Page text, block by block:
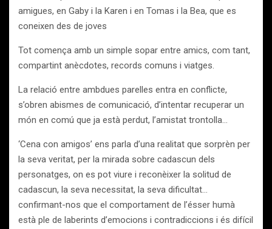
amigues, en Gaby i la Karen i en Tomas i la Bea, que es
coneixen des de joves
Tot comença amb un simple sopar entre amics, com tant,
compartint anècdotes, records comuns i viatges.
La relació entre ambdues parelles entra en conflicte,
s’obren abismes de comunicació, d’intentar recuperar un
món en comú que ja està perdut, l’amistat trontolla…
‘Cena con amigos’ ens parla d’una realitat que sorprèn per
la seva veritat, per la mirada sobre cadascun dels
personatges, on es pot viure i reconèixer la solitud de
cadascun, la seva necessitat, la seva dificultat…
confirmant-nos que el comportament de l’ésser humà
està ple de laberints d’emocions i contradiccions i és difícil